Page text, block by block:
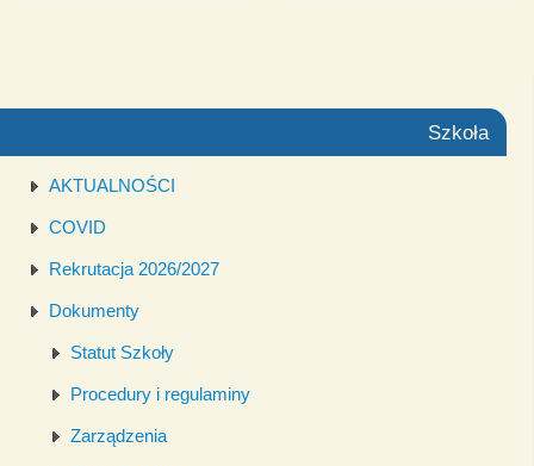
Szkoła
AKTUALNOŚCI
COVID
Rekrutacja 2026/2027
Dokumenty
Statut Szkoły
Procedury i regulaminy
Zarządzenia